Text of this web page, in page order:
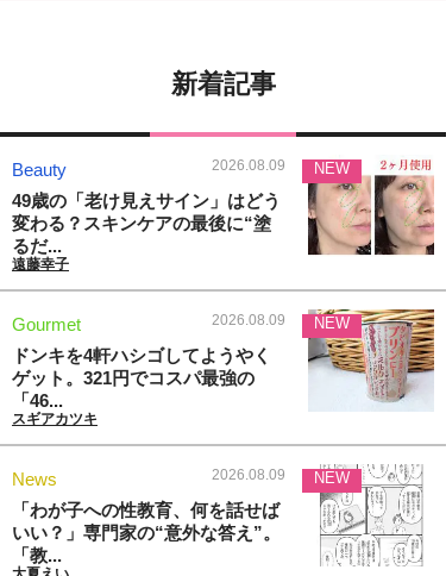
新着記事
Beauty 2026.08.09
49歳の「老け見えサイン」はどう
変わる？スキンケアの最後に“塗
るだ...
遠藤幸子
NEW
Gourmet 2026.08.09
ドンキを4軒ハシゴしてようやく
ゲット。321円でコスパ最強の
「46...
スギアカツキ
NEW
News 2026.08.09
「わが子への性教育、何を話せば
いい？」専門家の“意外な答え”。
「教...
NEW